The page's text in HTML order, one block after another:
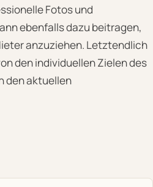
Fotos und
ebenfalls dazu beitragen,
anzuziehen. Letztendlich
den individuellen Zielen des
den aktuellen